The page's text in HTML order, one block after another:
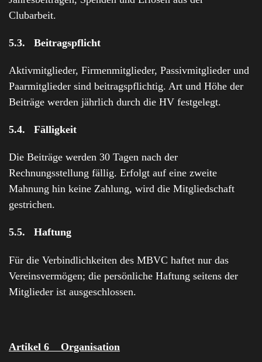
Clubarbeit.
5.3. Beitragspflicht
Aktivmitglieder, Firmenmitglieder, Passivmitglieder und
Paarmitglieder sind beitragspflichtig. Art und Höhe der
Beiträge werden jährlich durch die HV festgelegt.
5.4. Fälligkeit
Die Beiträge werden 30 Tagen nach der
Rechnungsstellung fällig. Erfolgt auf eine zweite
Mahnung hin keine Zahlung, wird die Mitgliedschaft
gestrichen.
5.5. Haftung
Für die Verbindlichkeiten des MBVC haftet nur das
Vereinsvermögen; die persönliche Haftung seitens der
Mitglieder ist ausgeschlossen.
Artikel 6 Organisation